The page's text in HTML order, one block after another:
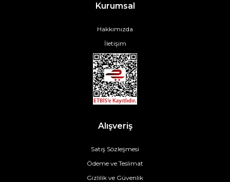
Kurumsal
Hakkımızda
İletişim
Alışveriş
Satış Sözleşmesi
Ödeme ve Teslimat
Gizlilik ve Güvenlik